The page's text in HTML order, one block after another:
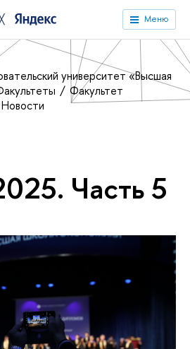
Меню
университет «Высшая
Факультет
Новости
Часть 5